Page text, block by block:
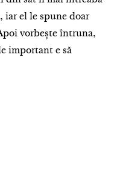
iar el le spune doar
vorbește întruna,
important e să